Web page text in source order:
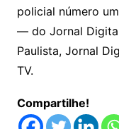
policial número
— do Jornal
Paulista, Jornal
TV.
Compartilhe!